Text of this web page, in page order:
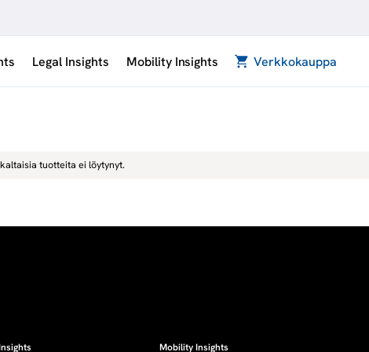
Legal Insights Mobility Insights Verkkokauppa
tuotteita ei löytynyt.
Mobility Insights